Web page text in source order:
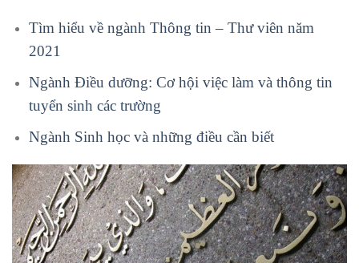
Tìm hiểu về ngành Thông tin – Thư viên năm
2021
Ngành Điều dưỡng: Cơ hội việc làm và thông tin
tuyển sinh các trường
Ngành Sinh học và những điều cần biết